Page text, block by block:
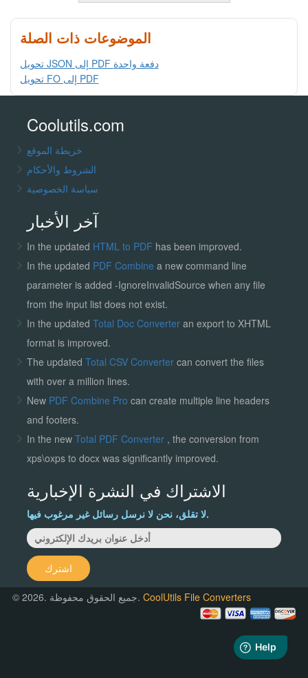
الموضوعات ذات الصلة
تحويل JSON إلى PDF دفعة واحدة
تحويل FO إلى PDF
Coolutils.com
خريطة الموقع
الشروط والأحكام
سياسة الخصوصية
آخر الأخبار
In the updated HTML to PDF has been improved.
In the updated PDF Combine a new command line
parameter is added -IgnoreInvalidSource when any file
from the input list does not exist.
In the updated Total Doc Converter an export to XHTML
format is improved.
The updated Total CSV Convertercan convert the files
with over a million lines.
New PDF Combine Pro can create multiple line headers
and footers.
In the new Total PDF Converter , the conversion from
xps\oxps to docx was significantly improved.
الاشتراك في النشرة الإخبارية
لا تقلق، نحن لا نرسل رسائل غير مرغوب فيها.
اشترك
© 2026. جميع الحقوق محفوظة.CoolUtils File Converters